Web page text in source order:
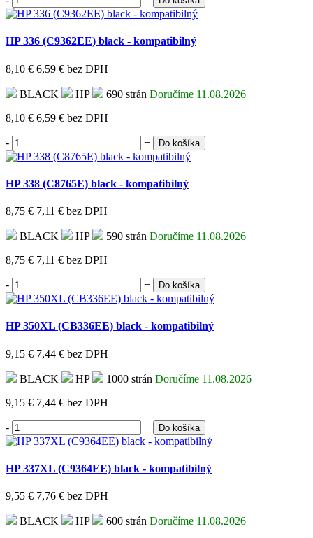
HP 336 (C9362EE) black - kompatibilný
8,10 € 6,59 € bez DPH
BLACK HP 690 strán Doručíme 11.08.2026
8,10 € 6,59 € bez DPH
- + Do košíka
HP 338 (C8765E) black - kompatibilný
8,75 € 7,11 € bez DPH
BLACK HP 590 strán Doručíme 11.08.2026
8,75 € 7,11 € bez DPH
- + Do košíka
HP 350XL (CB336EE) black - kompatibilný
9,15 € 7,44 € bez DPH
BLACK HP 1000 strán Doručíme 11.08.2026
9,15 € 7,44 € bez DPH
- + Do košíka
HP 337XL (C9364EE) black - kompatibilný
9,55 € 7,76 € bez DPH
BLACK HP 600 strán Doručíme 11.08.2026